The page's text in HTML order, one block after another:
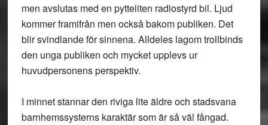
men avslutas med en pytteliten radiostyrd bil. Ljud
kommer framifrån men också bakom publiken. Det
blir svindlande för sinnena. Alldeles lagom trollbinds
den unga publiken och mycket upplevs ur
huvudpersonens perspektiv.
I minnet stannar den riviga lite äldre och stadsvana
barnhemssysterns karaktär som är så väl fångad.